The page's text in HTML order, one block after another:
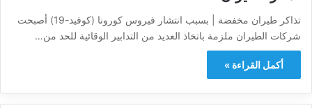
تذاكر طيران مخفضة | بسبب انتشار فيروس كورونا (كوفيد-19) أصبحت
شركات الطيران ملزمة باتخاذ العديد من التدابير الوقائية للحد من…
أكمل القراءة »